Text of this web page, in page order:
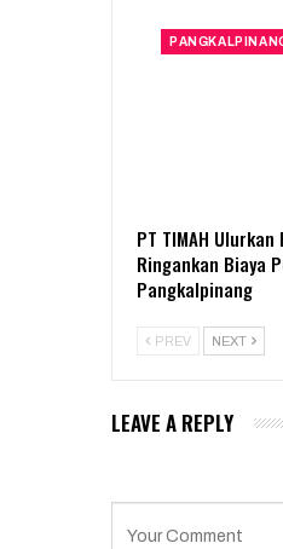
PT TIMAH
Ringankan Biaya
Pangkalpinang
PREV NEXT
LEAVE A REPLY